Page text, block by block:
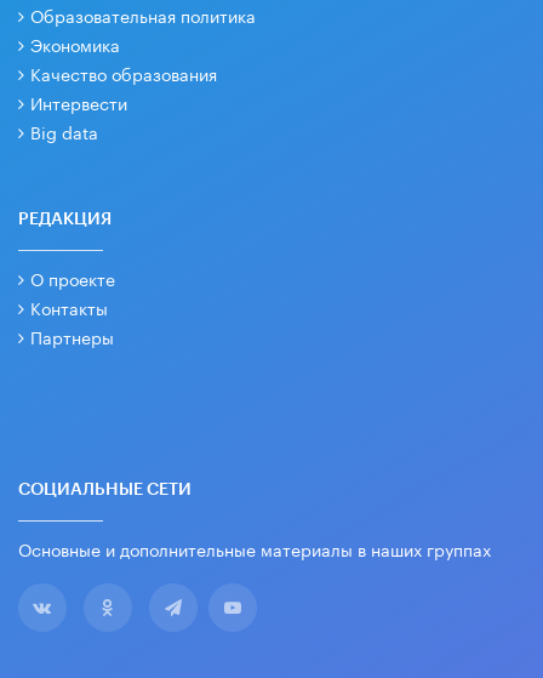
Образовательная политика
Экономика
Качество образования
Интервести
Big data
РЕДАКЦИЯ
О проекте
Контакты
Партнеры
СОЦИАЛЬНЫЕ СЕТИ
Основные и дополнительные материалы в наших группах